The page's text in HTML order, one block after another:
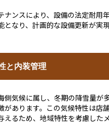
ナンスにより、設備の法定耐用
となり、計画的な設備更新が実現
と内装管理
側気候に属し、冬期の降雪量が
があります。この気候特性は店
えるため、地域特性を考慮した